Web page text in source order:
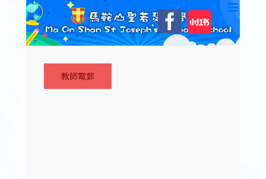
content
Facebook
自
訂
教師電郵